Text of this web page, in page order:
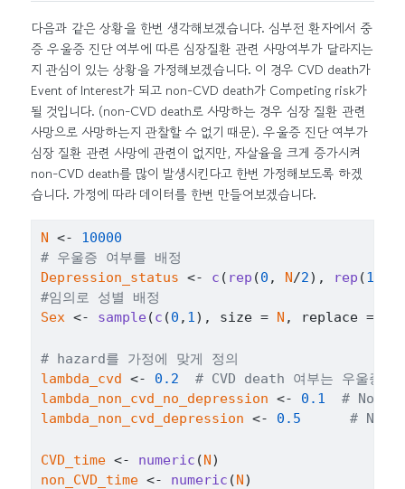
다음과 같은 상황을 한번 생각해보겠습니다. 심부전 환자에서 중
증 우울증 진단 여부에 따른 심장질환 관련 사망여부가 달라지는
지 관심이 있는 상황을 가정해보겠습니다. 이 경우 CVD death가
Event of Interest가 되고 non-CVD death가 Competing risk가
될 것입니다. (non-CVD death로 사망하는 경우 심장 질환 관련
사망으로 사망하는지 관찰할 수 없기 때문). 우울증 진단 여부가
심장 질환 관련 사망에 관련이 없지만, 자살율을 크게 증가시켜
non-CVD death를 많이 발생시킨다고 한번 가정해보도록 하겠
습니다. 가정에 따라 데이터를 한번 만들어보겠습니다.
N <-
10000
# 우울증 여부를 배정
Depression_status <- c ( rep (0 , N/2) , rep (1
#임의로 성별 배정
Sex <- sample(c (0 , 1) , size = N , replace =
# hazard를 가정에 맞게 정의
lambda_cvd <- 0.2
# CVD death 여부는 우울증
lambda_non_cvd_no_depression <- 0.1
# Non-
lambda_non_cvd_depression <- 0.5 # Non-
CVD_time <- numeric (N)
non_CVD_time <- numeric (N)